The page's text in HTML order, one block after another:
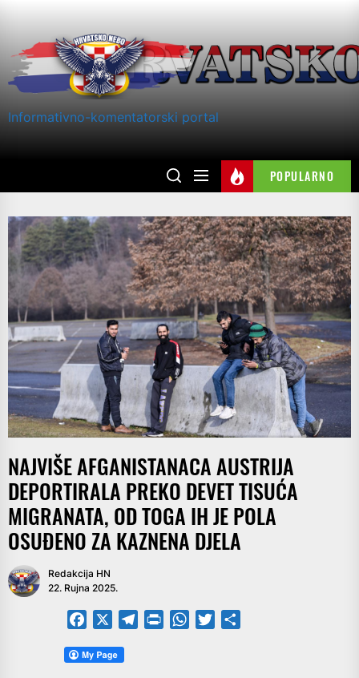
content
Informativno-komentatorski portal
POPULARNO
NAJVIŠE AFGANISTANACA AUSTRIJA
DEPORTIRALA PREKO DEVET TISUĆA
MIGRANATA, OD TOGA IH JE POLA
OSUĐENO ZA KAZNENA DJELA
Redakcija HN
22. Rujna 2025.
Facebook TelegramPrintFriendly
WhatsApp
Twitter